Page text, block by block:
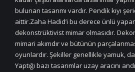
bulunan tasarımı vardır. Pendik kıyı
aittir.Zaha Hadid’i bu derece ünlü
dekonstrüktivist mimar olmasıdır.
mimari akımdır ve bütünün
oyunlardır. Şekiller genellikle yamuk,
Yaptığı bazı tasarımlar uzay aracını